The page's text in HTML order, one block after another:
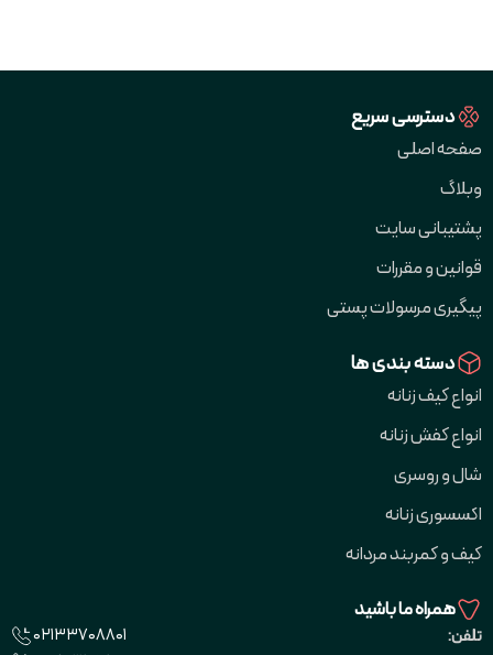
دسترسی سریع
صفحه اصلی
وبلاگ
پشتیبانی سایت
قوانین و مقررات
پیگیری مرسولات پستی
دسته بندی ها
انواع کیف زنانه
انواع کفش زنانه
شال و روسری
اکسسوری زنانه
کیف و کمربند مردانه
همراه ما باشید
تلفن:
02133708801